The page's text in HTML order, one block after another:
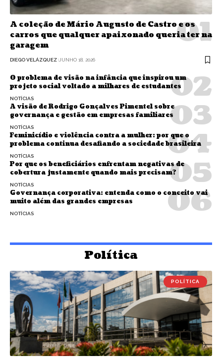
A coleção de Mário Augusto de Castro e os
carros que qualquer apaixonado queria ter na
garagem
DIEGO VELÁZQUEZ JUNHO 18, 2026
O problema de visão na infância que inspirou um
projeto social voltado a milhares de estudantes
NOTÍCIAS
A visão de Rodrigo Gonçalves Pimentel sobre
governança e gestão em empresas familiares
NOTÍCIAS
Feminicídio e violência contra a mulher: por que o
problema continua desafiando a sociedade brasileira
NOTÍCIAS
Por que os beneficiários enfrentam negativas de
cobertura justamente quando mais precisam?
NOTÍCIAS
Governança corporativa: entenda como o conceito vai
muito além das grandes empresas
NOTÍCIAS
Política
POLÍTICA